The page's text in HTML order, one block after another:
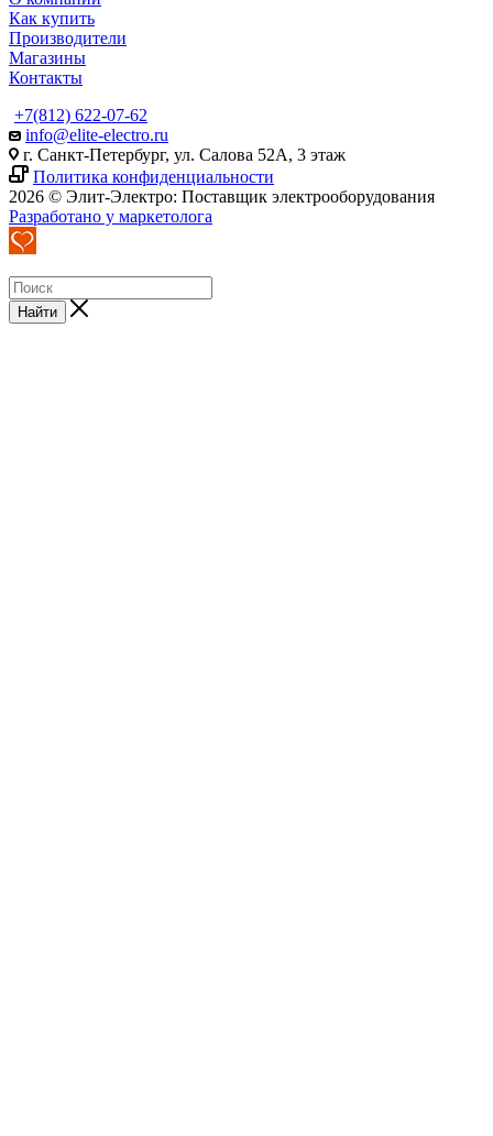
Как купить
Производители
Магазины
Контакты
+7(812) 622-07-62
info@elite-electro.ru
г. Санкт-Петербург, ул. Салова 52А, 3 этаж
Политика конфиденциальности
2026 © Элит-Электро: Поставщик электрооборудования
Разработано у маркетолога
Найти